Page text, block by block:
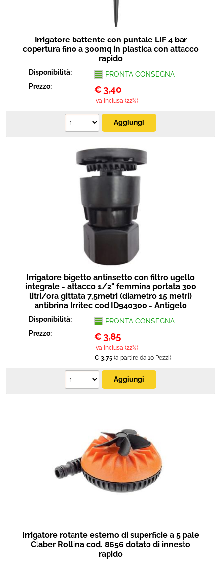
Irrigatore battente con puntale LIF 4 bar
copertura fino a 300mq in plastica con attacco
rapido
Disponibilità:
PRONTA CONSEGNA
Prezzo:
€ 3,40
Iva inclusa (22%)
Irrigatore bigetto antinsetto con filtro ugello
integrale - attacco 1/2" femmina portata 300
litri/ora gittata 7,5metri (diametro 15 metri)
antibrina Irritec cod ID940300 - Antigelo
Disponibilità:
PRONTA CONSEGNA
Prezzo:
€ 3,85
Iva inclusa (22%)
€ 3,75(a partire da 10 Pezzi)
Irrigatore rotante esterno di superficie a 5 pale
Claber Rollina cod. 8656 dotato di innesto
rapido